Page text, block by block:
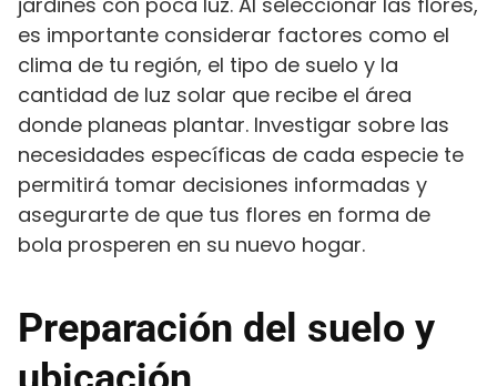
es importante considerar factores como el
clima de tu región, el tipo de suelo y la
cantidad de luz solar que recibe el área
donde planeas plantar. Investigar sobre las
necesidades específicas de cada especie te
permitirá tomar decisiones informadas y
asegurarte de que tus flores en forma de
bola prosperen en su nuevo hogar.
Preparación del suelo y